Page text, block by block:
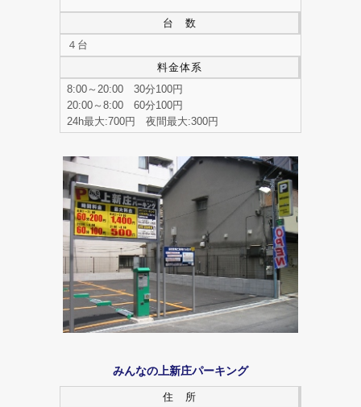
台 数
４台
料金体系
8:00～20:00 30分100円
20:00～8:00 60分100円
24h最大:700円 夜間最大:300円
みんなの上新庄パーキング
住 所